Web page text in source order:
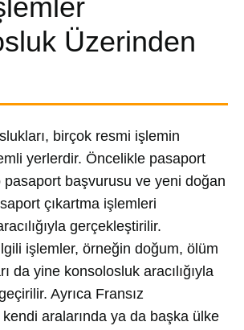
Üzerinden
birçok resmi işlemin
yerlerdir. Öncelikle pasaport
pasaport başvurusu ve yeni doğan
çıkartma işlemleri
gerçekleştirilir.
işlemler, örneğin doğum, ölüm
da yine konsolosluk aracılığıyla
Ayrıca Fransız
kendi aralarında ya da başka ülke